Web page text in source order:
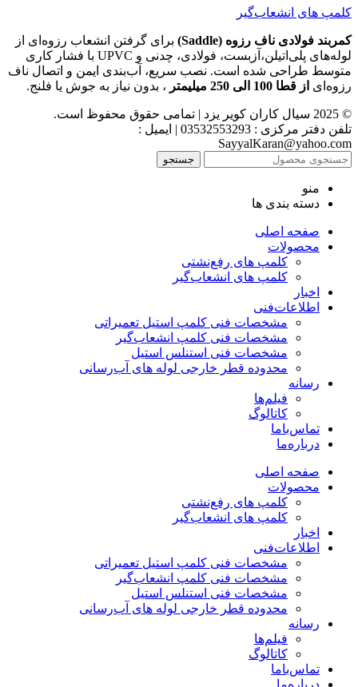
کلمپ های انشعاب‌گیر
کمربند فولادی ناف رزوه (Saddle)
برای گرفتن انشعاب رزوه‌ای از
لوله‌های پلی‌اتیلن،آزبست، فولادی، چدنی و UPVC با فشار کاری
متوسط طراحی شده است. نصب سریع، آب‌بندی ایمن و اتصال ناف
رزوه‌ای از قطا 100 الی 250 میلیمتر ، بدون نیاز به جوش یا فلنج.
© 2025 سیال کاران کویر یزد | تمامی حقوق محفوظ است.
تلفن دفتر مرکزی : 03532553293 | ایمیل :
SayyalKaran@yahoo.com
جستجو
منو
دسته بندی ها
صفحه اصلی
محصولات
کلمپ های رفع‌نشتی
کلمپ های انشعاب‌گیر
اخبار
اطلاعات‌فنی
مشخصات فنی کلمپ استیل تعمیراتی
مشخصات فنی کلمپ انشعاب‌گیر
مشخصات فنی استنلس استیل
محدوده قطر خارجی لوله های آب‌رسانی
رسانه
فیلم‌ها
کاتالوگ
تماس‌با‌ما
درباره‌ما
صفحه اصلی
محصولات
کلمپ های رفع‌نشتی
کلمپ های انشعاب‌گیر
اخبار
اطلاعات‌فنی
مشخصات فنی کلمپ استیل تعمیراتی
مشخصات فنی کلمپ انشعاب‌گیر
مشخصات فنی استنلس استیل
محدوده قطر خارجی لوله های آب‌رسانی
رسانه
فیلم‌ها
کاتالوگ
تماس‌با‌ما